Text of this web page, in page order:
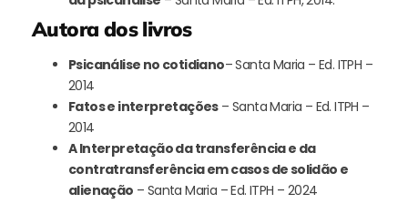
Autora dos livros
Psicanálise no cotidiano– Santa Maria – Ed. ITPH –
2014
Fatos e interpretações– Santa Maria – Ed. ITPH –
2014
A Interpretação da transferência e da
contratransferência em casos de solidão e
alienação – Santa Maria – Ed. ITPH – 2024